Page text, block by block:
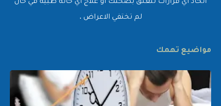
اتخاذ أي قرارات تتعلق بصحتك أو علاج أي حالة طبية في حال
لم تختفي الاعراض .
مواضيع تهمك